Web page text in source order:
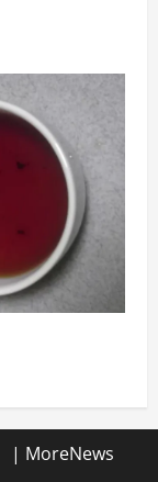
| MoreNews